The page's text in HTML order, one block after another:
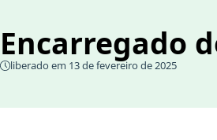
Encarregado
liberado em 13 de fevereiro de 2025